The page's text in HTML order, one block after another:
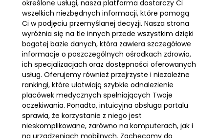
określone usługi, nasza platforma dostarczy Ci
wszelkich niezbędnych informacji, które pomogą
Ci w podjęciu przemyślanej decyzji. Nasza strona
wyróżnia się na tle innych przede wszystkim dzięki
bogatej bazie danych, która zawiera szczegółowe
informacje o poszczególnych ośrodkach zdrowia,
ich specjalizacjach oraz dostępności oferowanych
usług. Oferujemy również przejrzyste i niezależne
rankingi, które ułatwiają szybkie odnalezienie
placówek medycznych spełniających Twoje
oczekiwania. Ponadto, intuicyjna obsługa portalu
sprawia, że korzystanie z niego jest
nieskomplikowane, zarówno na komputerach, jak i
na urządzeniach mobilnych. Zachęcamy do